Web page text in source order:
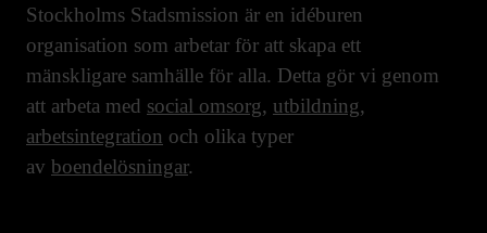
Stockholms Stadsmission är en idéburen
organisation som arbetar för att skapa ett
mänskligare samhälle för alla. Detta gör vi genom
att arbeta med social omsorg, utbildning,
arbetsintegration och olika typer
av boendelösningar.